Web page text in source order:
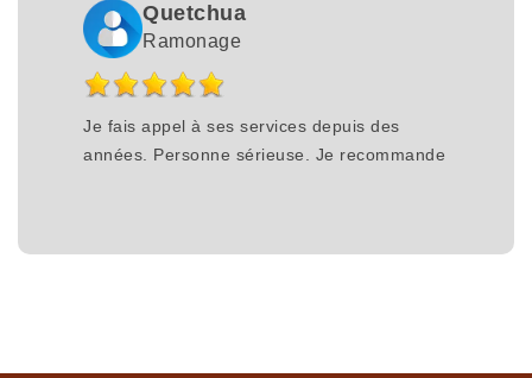
Quetchua
Ramonage
Je fais appel à ses services depuis des
années. Personne sérieuse. Je recommande